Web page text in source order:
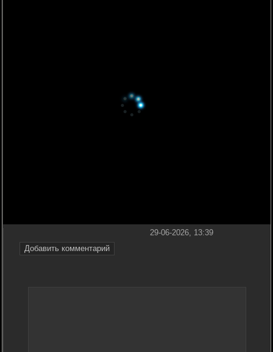
Добавить комментарий
29-06-2026, 13:39